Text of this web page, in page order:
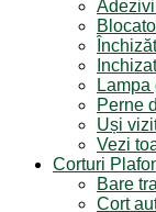
Perne
Uși
Vezi
Corturi
Bare
Cort